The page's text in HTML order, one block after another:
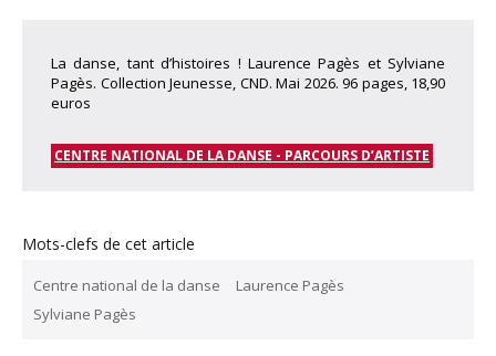
La danse, tant d’histoires ! Laurence Pagès et Sylviane
Pagès. Collection Jeunesse, CND. Mai 2026. 96 pages, 18,90
euros
CENTRE NATIONAL DE LA DANSE - PARCOURS D’ARTISTE
Mots-clefs de cet article
Centre national de la danse
Laurence Pagès
Sylviane Pagès